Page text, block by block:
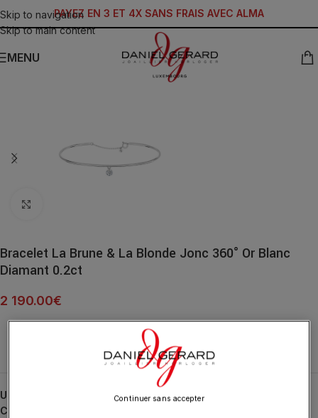
Skip to navigation
Skip to main content
PAYEZ EN 3 ET 4X SANS FRAIS AVEC ALMA
MENU
Bracelet La Brune & La Blonde Jonc 360° Or Blanc
Diamant 0.2ct
2 190.00€
UGS :
Catégorie :
Continuer sans accepter